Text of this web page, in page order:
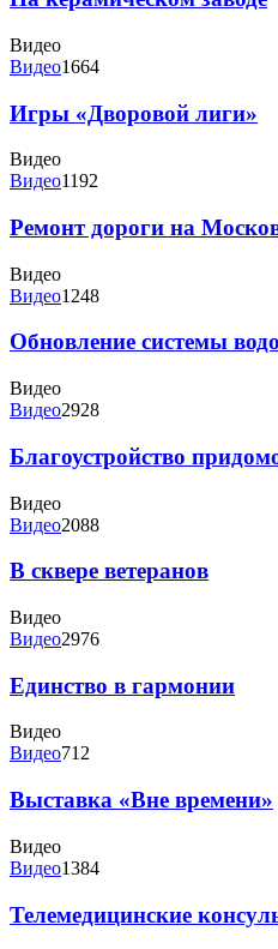
Видео
Видео1664
Игры «Дворовой лиги»
Видео
Видео1192
Ремонт дороги на
Видео
Видео1248
Обновление системы
Видео
Видео2928
Благоустройство
Видео
Видео2088
В сквере ветеранов
Видео
Видео2976
Единство в гармонии
Видео
Видео712
Выставка «Вне времени»
Видео
Видео1384
Телемедицинские